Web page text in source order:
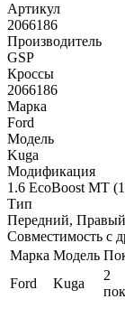
Артикул
2066186
Производитель
GSP
Кроссы
2066186
Марка
Ford
Модель
Kuga
Модификация
1.6 EcoBoost MT
Тип
Передний, Правый
Совместимость с
Марка Модель
Ford
Kuga
2